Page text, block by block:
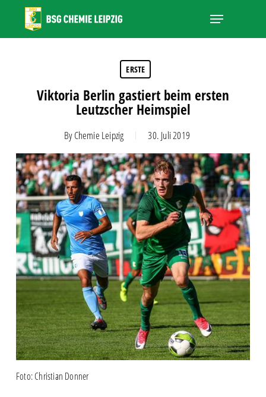
main
Menu
ERSTE
Viktoria Berlin gastiert beim ersten
Leutzscher Heimspiel
By Chemie Leipzig 30. Juli 2019
Foto: Christian Donner
Close